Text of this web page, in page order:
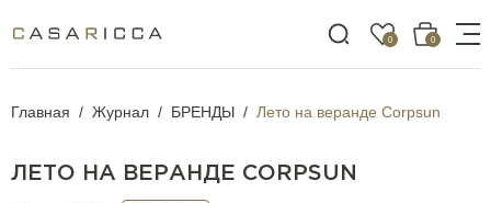
0 0
Главная Журнал БРЕНДЫ Лето на веранде Corpsun
ЛЕТО НА ВЕРАНДЕ CORPSUN